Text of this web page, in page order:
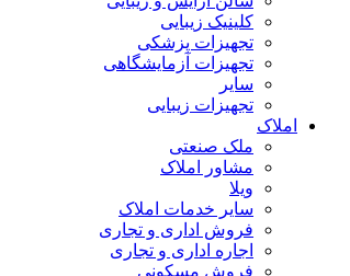
کلینیک زیبایی
تجهیزات پزشکی
تجهیزات آزمایشگاهی
سایر
تجهیزات زیبایی
املاک
ملک صنعتی
مشاور املاک
ویلا
سایر خدمات املاک
فروش اداری و تجاری
اجاره اداری و تجاری
فروش مسکونی